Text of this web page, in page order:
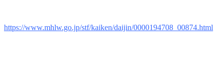
https://www.mhlw.go.jp/stf/kaiken/daijin/0000194708_00874.html